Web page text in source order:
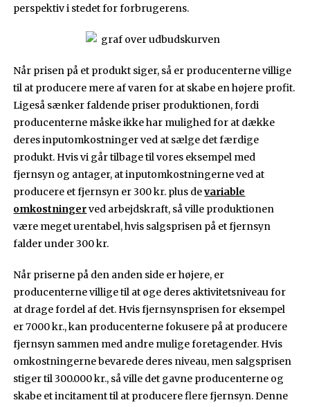
perspektiv i stedet for forbrugerens.
Når prisen på et produkt siger, så er producenterne villige
til at producere mere af varen for at skabe en højere profit.
Ligeså sænker faldende priser produktionen, fordi
producenterne måske ikke har mulighed for at dække
deres inputomkostninger ved at sælge det færdige
produkt. Hvis vi går tilbage til vores eksempel med
fjernsyn og antager, at inputomkostningerne ved at
producere et fjernsyn er 300 kr. plus devariable
omkostningerved arbejdskraft, så ville produktionen
være meget urentabel, hvis salgsprisen på et fjernsyn
falder under 300 kr.
Når priserne på den anden side er højere, er
producenterne villige til at øge deres aktivitetsniveau for
at drage fordel af det. Hvis fjernsynsprisen for eksempel
er 7000 kr., kan producenterne fokusere på at producere
fjernsyn sammen med andre mulige foretagender. Hvis
omkostningerne bevarede deres niveau, men salgsprisen
stiger til 300.000 kr., så ville det gavne producenterne og
skabe et incitament til at producere flere fjernsyn. Denne